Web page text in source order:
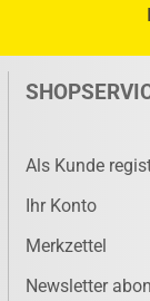
Als Kunde
Ihr Konto
Merkzettel
Newsletter